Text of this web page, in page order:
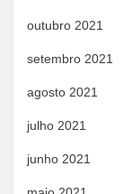
outubro 2021
setembro 2021
agosto 2021
julho 2021
junho 2021